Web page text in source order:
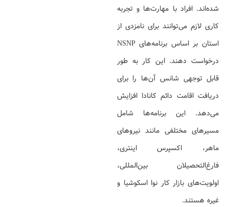
شده‌اند. افراد با مهارت‌ها و تجربه
کاری لازم می‌توانند برای نامزدی از
استان بر اساس برنامه‌های NSNP
درخواست دهند. این کار به طور
قابل توجهی شانس آن‌ها را برای
دریافت اقامت دائم کانادا افزایش
می‌دهد. این برنامه‌ها شامل
مسیرهای مختلفی مانند نیروهای
ماهر، اکسپرس اینتری،
فارغ‌التحصیلان بین‌المللی،
اولویت‌های بازار کار نوا اسکوشیا و
غیره هستند.